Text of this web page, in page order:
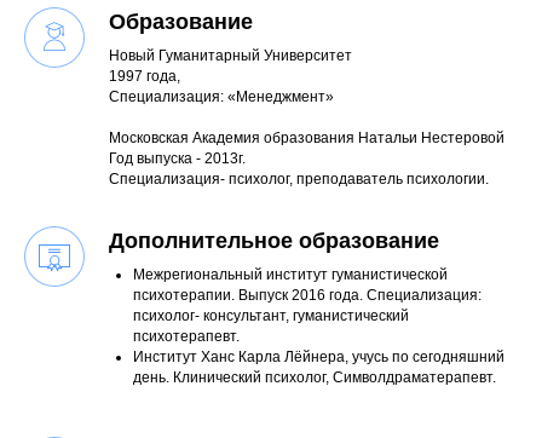
Образование
Новый Гуманитарный Университет
1997 года,
Специализация: «Менеджмент»
Московская Академия образования Натальи Нестеровой
Год выпуска - 2013г.
Специализация- психолог, преподаватель психологии.
Дополнительное образование
Межрегиональный институт гуманистической
психотерапии. Выпуск 2016 года. Специализация:
психолог- консультант, гуманистический
психотерапевт.
Институт Ханс Карла Лёйнера, учусь по сегодняшний
день. Клинический психолог, Символдраматерапевт.